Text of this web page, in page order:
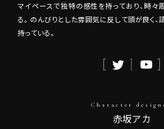
マイペースで独特の感性を持っており、時々
る。のんびりとした雰囲気に反して頭が良く
持っている。
Character
赤坂アカ